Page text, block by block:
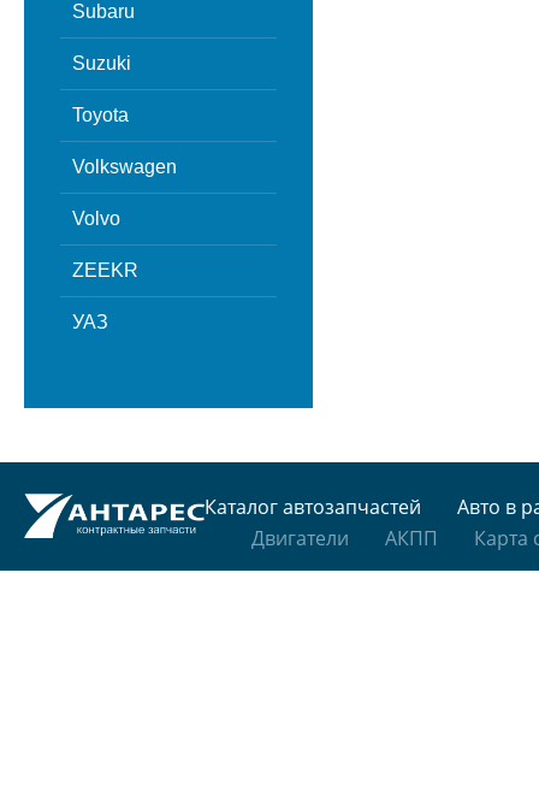
Subaru
Suzuki
Toyota
Volkswagen
Volvo
ZEEKR
УАЗ
Каталог автозапчастей
Авто в
Двигатели
АКПП Карта